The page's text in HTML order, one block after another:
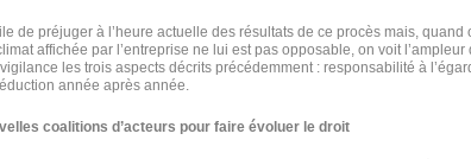
de préjuger à l’heure actuelle des résultats de ce procès mais,
affichée par l’entreprise ne lui est pas opposable, on voit
les trois aspects décrits précédemment : responsabilité à
année après année.
coalitions d’acteurs pour faire évoluer le droit